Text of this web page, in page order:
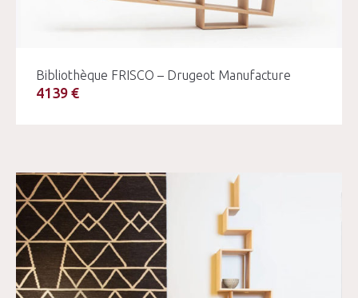
Bibliothèque FRISCO – Drugeot Manufacture
4139 €